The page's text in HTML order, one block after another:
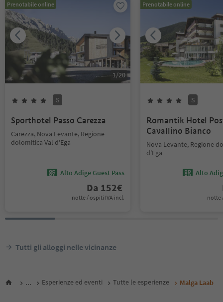
Prenotabile online
1/20
S
Sporthotel Passo Carezza
Carezza, Nova Levante, Regione
dolomitica Val d'Ega
Alto Adige Guest Pass
Da 152€
notte / ospiti IVA incl.
Prenotabile online
S
Romantik Hotel
Cavallino Bianco
Nova Levante, Regione
d'Ega
Alto
notte
Tutti gli alloggi nelle vicinanze
... Esperienze ed eventi Tutte le esperienze Malga Laab